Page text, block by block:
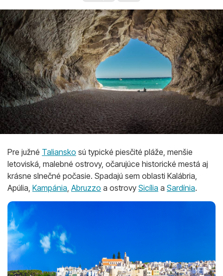
Pre južné Taliansko sú typické piesčité pláže, menšie
letoviská, malebné ostrovy, očarujúce historické mestá aj
krásne slnečné počasie. Spadajú sem oblasti Kalábria,
Apúlia, Kampánia, Abruzzo a ostrovy Sicília a Sardínia.